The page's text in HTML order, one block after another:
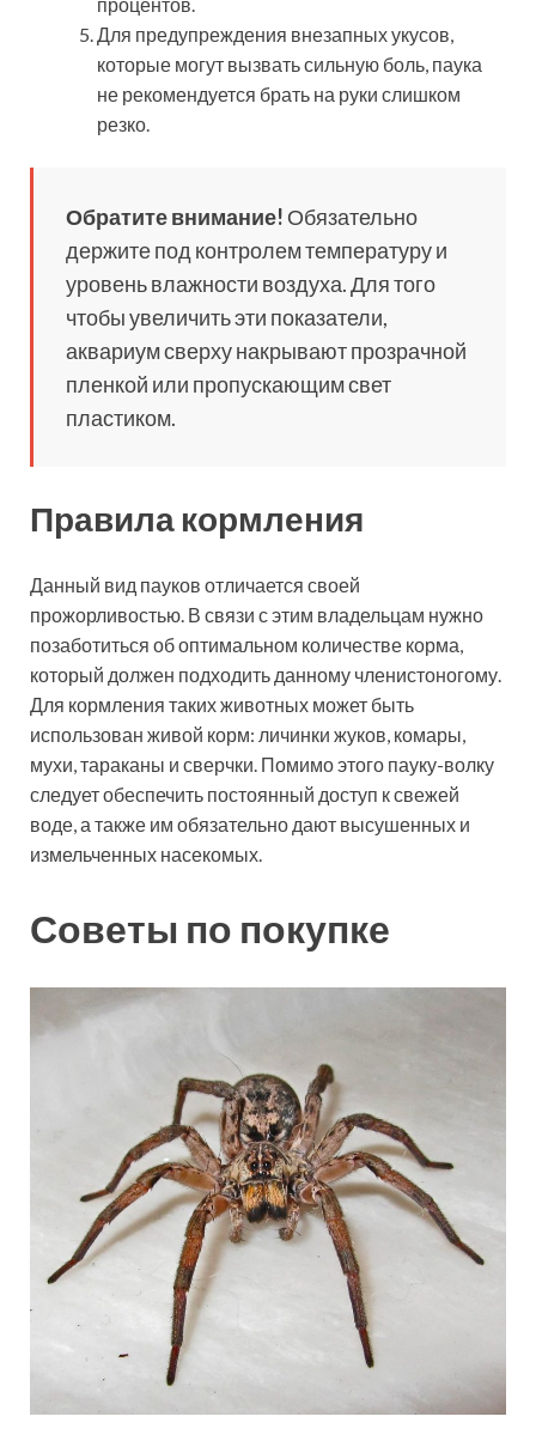
Для предупреждения внезапных укусов,
которые могут вызвать сильную боль, паука
не рекомендуется брать на руки слишком
резко.
Обратите внимание! Обязательно
держите под контролем температуру и
уровень влажности воздуха. Для того
чтобы увеличить эти показатели,
аквариум сверху накрывают прозрачной
пленкой или пропускающим свет
пластиком.
Правила кормления
Данный вид пауков отличается своей
прожорливостью. В связи с этим владельцам нужно
позаботиться об оптимальном количестве корма,
который должен подходить данному членистоногому.
Для кормления таких животных может быть
использован живой корм: личинки жуков, комары,
мухи, тараканы и сверчки. Помимо этого пауку-волку
следует обеспечить постоянный доступ к свежей
воде, а также им обязательно дают высушенных и
измельченных насекомых.
Советы по покупке